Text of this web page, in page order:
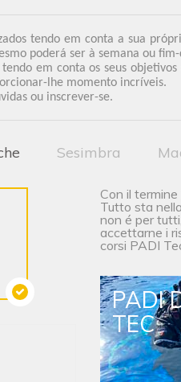
tendo em conta a sua
poderá ser à semana ou
em conta os seus
lhe momento incríveis.
ou inscrever-se.
Sesimbra
Con il
Tutto sta
non é per
accettarne i
corsi PADI
PADI
TEC